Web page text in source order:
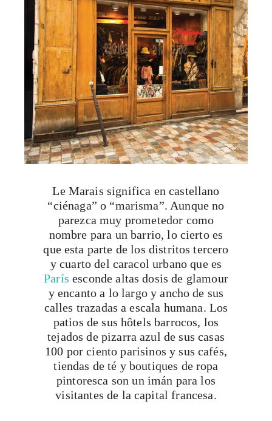
Le Marais significa en castellano
“ciénaga” o “marisma”. Aunque no
parezca muy prometedor como
nombre para un barrio, lo cierto es
que esta parte de los distritos tercero
y cuarto del caracol urbano que es
París esconde altas dosis de glamour
y encanto a lo largo y ancho de sus
calles trazadas a escala humana. Los
patios de sus hôtels barrocos, los
tejados de pizarra azul de sus casas
100 por ciento parisinos y sus cafés,
tiendas de té y boutiques de ropa
pintoresca son un imán para los
visitantes de la capital francesa.